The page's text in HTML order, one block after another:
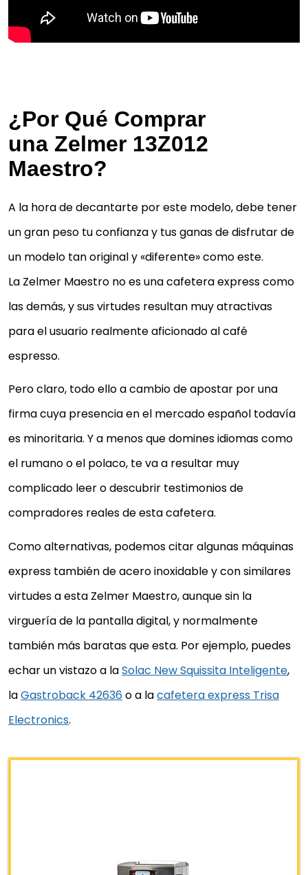
¿Por Qué Comprar
una Zelmer 13Z012
Maestro?
A la hora de decantarte por este modelo, debe tener
un gran peso tu confianza y tus ganas de disfrutar de
un modelo tan original y «diferente» como este.
La Zelmer Maestro no es una cafetera express como
las demás, y sus virtudes resultan muy atractivas
para el usuario realmente aficionado al café
espresso.
Pero claro, todo ello a cambio de apostar por una
firma cuya presencia en el mercado español todavía
es minoritaria. Y a menos que domines idiomas como
el rumano o el polaco, te va a resultar muy
complicado leer o descubrir testimonios de
compradores reales de esta cafetera.
Como alternativas, podemos citar algunas máquinas
express también de acero inoxidable y con similares
virtudes a esta Zelmer Maestro, aunque sin la
virguería de la pantalla digital, y normalmente
también más baratas que esta. Por ejemplo, puedes
echar un vistazo a laSolac New Squissita Inteligente,
laGastroback 42636o a lacafetera express Trisa
Electronics.